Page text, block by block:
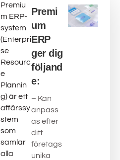
Premiu
m ERP-
system
(Enterpri
se
Resourc
e
Plannin
g) är ett
affärssy
stem
som
samlar
alla
Premi
um
ERP
ger dig
följand
e:
– Kan
anpass
as efter
ditt
företags
unika